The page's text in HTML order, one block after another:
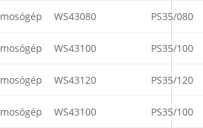
mosógép WS43080 PS35/080
mosógép WS43100 PS35/100
mosógép WS43120 PS35/120
mosógép WS43100 PS35/100